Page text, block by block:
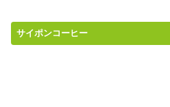
サイポンコーヒー